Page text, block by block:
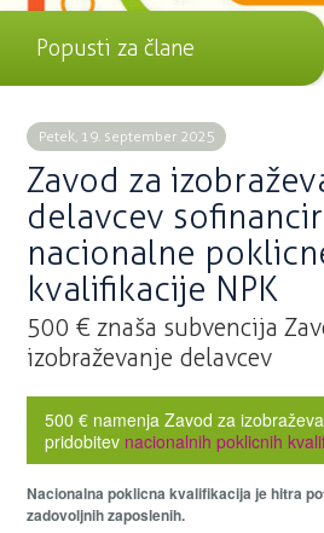
Popusti za člane
Petek, 19. september 2025
Zavod za
delavcev
nacionalne
kvalifikacije NPK
500 € znaša subvencija
izobraževanje delavcev
500 € namenja Zavod za
pridobitev nacionalnih poklicnih
Nacionalna poklicna kvalifikacija je hitra
zadovoljnih zaposlenih.